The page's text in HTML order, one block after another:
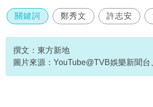
關鍵詞 鄭秀文 許志安
合唱
撰文：東方新地
圖片來源：YouTube@TVB娛樂新聞
圖、新傳媒資料庫、官方提供